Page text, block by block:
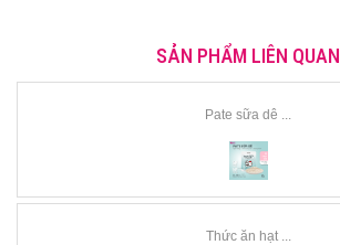
SẢN PHẨM LIÊN QUAN
Pate sữa dê ...
Thức ăn hạt ...